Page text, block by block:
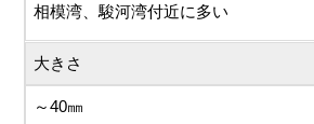
相模湾、駿河湾付近に多い
大きさ
～40㎜